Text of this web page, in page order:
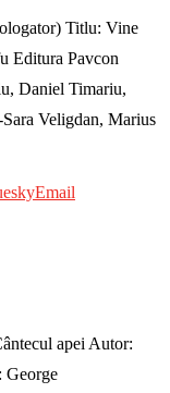
Titlu: Vine
Editura Pavcon
Daniel Timariu,
Veligdan, Marius
Email
apei Autor:
George